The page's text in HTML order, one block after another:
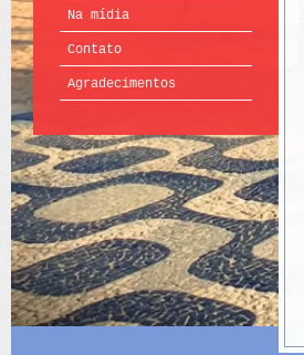
Na mídia
Contato
Agradecimentos